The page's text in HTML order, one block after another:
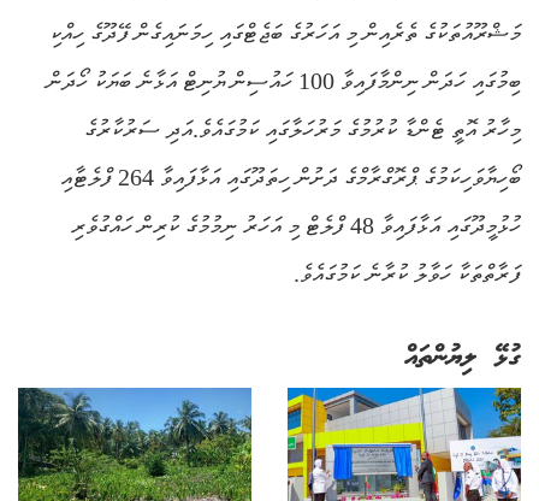
މަޝްރޫއުތަކުގެ ތެރެއިން މި އަހަރުގެ ބަޖެޓްގައި ހިމަނައިގެން ފޭދޫގެ ހިއްކި
ބިމުގައި ހަދަން ނިންމާފައިވާ 100 ހައުސިން ޔުނިޓް އަޅާނެ ބަޔަކު ހޯދަން
މިހާރު އޮތީ ޓެންޑާ ކުރުމުގެ މަރުހަލާގައި ކަމުގައެވެ.އަދި ސަރުކާރުގެ
ބޯހިޔާވަހިކަމުގެ ޕްރޮގްރާމްގެ ދަށުން ހިތަދޫގައި އަޅާފައިވާ 264 ފްލެޓާއި
ހުޅުމީދޫގައި އަޅާފައިވާ 48 ފްލެޓް މި އަހަރު ނިމުމުގެ ކުރިން ހައްގުވެރި
ފަރާތްތަކާ ހަވާލު ކުރާނެ ކަމުގައެވެ.
ގުޅޭ ލިޔުންތައް